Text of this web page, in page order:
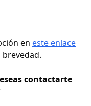
en este enlace
contactarte